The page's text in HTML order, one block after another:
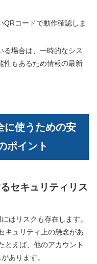
QRコードで動作確認しま
る場合は、一時的なシス
性もあるため情報の最新
に使うための安
ポイント
セキュリティリス
はリスクも存在します。
キュリティ上の懸念があ
とえば、他のアカウント
あります。